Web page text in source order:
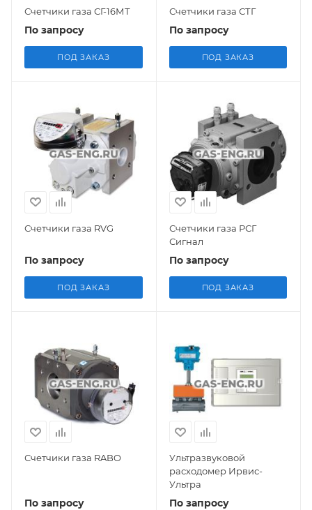
Счетчики газа СГ-16МТ
По запросу
ПОД ЗАКАЗ
Счетчики газа СТГ
По запросу
ПОД ЗАКАЗ
Счетчики газа RVG
По запросу
ПОД ЗАКАЗ
Счетчики газа РСГ
Сигнал
По запросу
ПОД ЗАКАЗ
Счетчики газа RABO
По запросу
Ультразвуковой
расходомер Ирвис-
Ультра
По запросу